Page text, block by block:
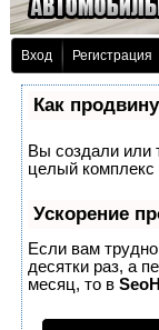
Вход Регистрация
Как
Вы создали или
целый комплекс
Ускорение
Если вам
десятки раз, а
месяц, то в